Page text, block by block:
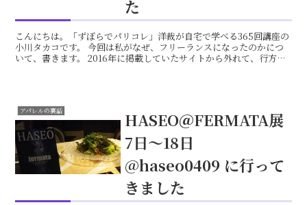
た
こんにちは。「ずぼらでパリコレ」洋裁が自宅で学べる365回講座の
小川タカコです。 今回は私がなぜ、フリーランスになったのかにつ
いて、書きます。 2016年に掲載していたサイトから外れて、行方不
アパレルの裏話
HASEO＠FERMATA展
7日～18日 ‏
@haseo0409 に行って
きました